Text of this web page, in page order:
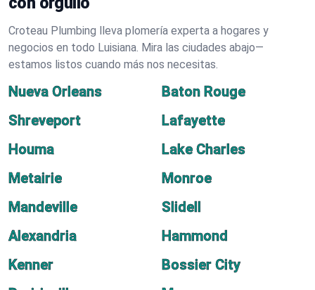
Croteau Plumbing lleva plomería experta a hogares y
negocios en todo Luisiana. Mira las ciudades abajo—
estamos listos cuando más nos necesitas.
Nueva Orleans
Baton Rouge
Shreveport
Lafayette
Houma
Lake Charles
Metairie
Monroe
Mandeville
Slidell
Alexandria
Hammond
Kenner
Bossier City